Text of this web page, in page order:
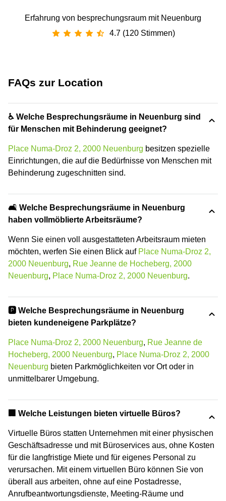
Erfahrung von besprechungsraum mit Neuenburg
4.7 (120 Stimmen)
FAQs zur Location
♿ Welche Besprechungsräume in Neuenburg sind
für Menschen mit Behinderung geeignet?
Place Numa-Droz 2, 2000 Neuenburg besitzen spezielle
Einrichtungen, die auf die Bedürfnisse von Menschen mit
Behinderung zugeschnitten sind.
🛋️ Welche Besprechungsräume in Neuenburg
haben vollmöblierte Arbeitsräume?
Wenn Sie einen voll ausgestatteten Arbeitsraum mieten
möchten, werfen Sie einen Blick auf Place Numa-Droz 2,
2000 Neuenburg, Rue Jeanne de Hocheberg, 2000
Neuenburg, Place Numa-Droz 2, 2000 Neuenburg.
🅿️ Welche Besprechungsräume in Neuenburg
bieten kundeneigene Parkplätze?
Place Numa-Droz 2, 2000 Neuenburg, Rue Jeanne de
Hocheberg, 2000 Neuenburg, Place Numa-Droz 2, 2000
Neuenburg bieten Parkmöglichkeiten vor Ort oder in
unmittelbarer Umgebung.
🏢 Welche Leistungen bieten virtuelle Büros?
Virtuelle Büros statten Unternehmen mit einer physischen
Geschäftsadresse und mit Büroservices aus, ohne Kosten
für die langfristige Miete und für eigenes Personal zu
verursachen. Mit einem virtuellen Büro können Sie von
überall aus arbeiten, ohne auf eine Postadresse,
Anrufbeantwortungsdienste, Meeting-Räume und